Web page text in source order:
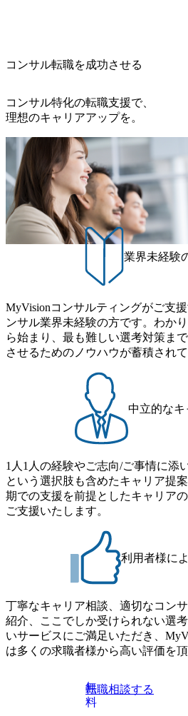
コンサル転職を成功させる
コンサル特化の転職支援で、
理想のキャリアアップを。
業界未経験
MyVisionコンサルティングがご支
ンサル業界未経験の方です。わか
ら始まり、最も難しい選考対策ま
させるためのノウハウが蓄積されて
中立的なキ
1人1人の経験やご志向/ご事情に添
という選択肢も含めたキャリア提
期での支援を前提としたキャリア
ご支援いたします。
利用者様に
丁寧なキャリア相談、適切なコン
紹介、ここでしか受けられない選
いサービスにご満足いただき、
は多くの求職者様から高い評価を頂
無
料
転職相談する